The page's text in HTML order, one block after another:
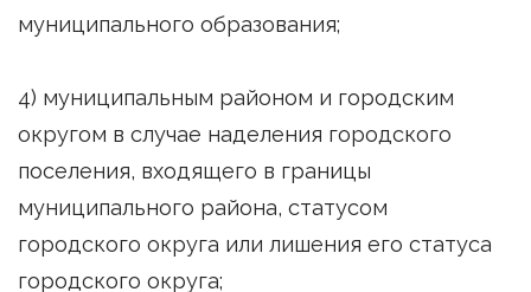
муниципального образования;
4) муниципальным районом и городским
округом в случае наделения городского
поселения, входящего в границы
муниципального района, статусом
городского округа или лишения его статуса
городского округа;